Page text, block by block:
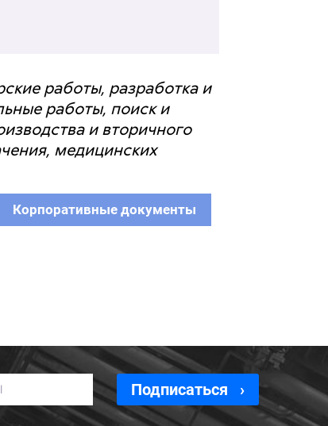
работы, разработка и
работы, поиск и
и вторичного
медицинских
Корпоративные документы
Подписаться